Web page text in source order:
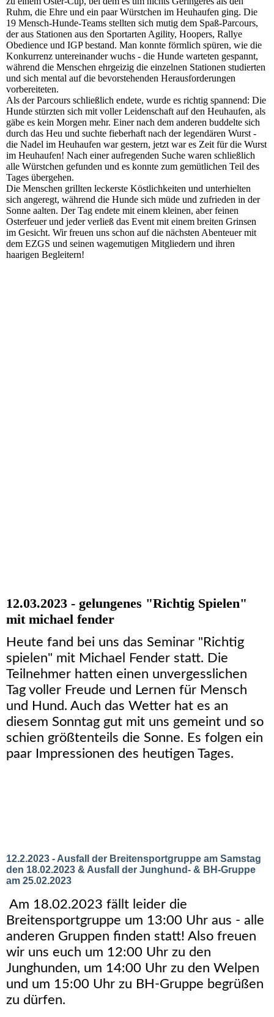
Ruhm, die Ehre und ein paar Würstchen im Heuhaufen ging. Die
19 Mensch-Hunde-Teams stellten sich mutig dem Spaß-Parcours,
der aus Stationen aus den Sportarten Agility, Hoopers, Rallye
Obedience und IGP bestand. Man konnte förmlich spüren, wie die
Konkurrenz untereinander wuchs - die Hunde warteten gespannt,
während die Menschen ehrgeizig die einzelnen Stationen studierten
und sich mental auf die bevorstehenden Herausforderungen
vorbereiteten.
Als der Parcours schließlich endete, wurde es richtig spannend: Die
Hunde stürzten sich mit voller Leidenschaft auf den Heuhaufen, als
gäbe es kein Morgen mehr. Einer nach dem anderen buddelte sich
durch das Heu und suchte fieberhaft nach der legendären Wurst -
die Nadel im Heuhaufen war gestern, jetzt war es Zeit für die Wurst
im Heuhaufen! Nach einer aufregenden Suche waren schließlich
alle Würstchen gefunden und es konnte zum gemütlichen Teil des
Tages übergehen.
Die Menschen grillten leckerste Köstlichkeiten und unterhielten
sich angeregt, während die Hunde sich müde und zufrieden in der
Sonne aalten. Der Tag endete mit einem kleinen, aber feinen
Osterfeuer und jeder verließ das Event mit einem breiten Grinsen
im Gesicht. Wir freuen uns schon auf die nächsten Abenteuer mit
dem EZGS und seinen wagemutigen Mitgliedern und ihren
haarigen Begleitern!
12.03.2023 - gelungenes "Richtig Spielen"
mit michael fender
Heute fand bei uns das Seminar "Richtig
spielen" mit Michael Fender statt. Die
Teilnehmer hatten einen unvergesslichen
Tag voller Freude und Lernen für Mensch
und Hund. Auch das Wetter hat es an
diesem Sonntag gut mit uns gemeint und so
schien größtenteils die Sonne. Es folgen ein
paar Impressionen des heutigen Tages.
12.2.2023 - Ausfall der Breitensportgruppe am Samstag
den 18.02.2023 & Ausfall der Junghund- & BH-Gruppe
am 25.02.2023
Am 18.02.2023 fällt leider die
Breitensportgruppe um 13:00 Uhr aus - alle
anderen Gruppen finden statt! Also freuen
wir uns euch um 12:00 Uhr zu den
Junghunden, um 14:00 Uhr zu den Welpen
und um 15:00 Uhr zu BH-Gruppe begrüßen
zu dürfen.